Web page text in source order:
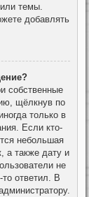
темы.
добавлять
собственные
щёлкнув по
только в
Если кто-
небольшая
а также дату и
не
ответил. В